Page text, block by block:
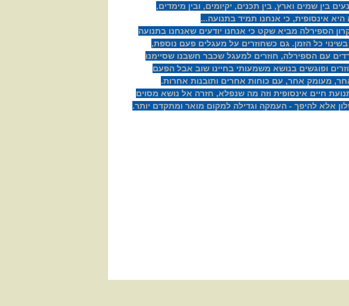
בין שמים וארץ, בין תכנים, יקיומים, ובין מימדים,
אינסופית, כי אנחנו תמיד בתנועה...
הספירלה מביא שקט כי אנחנו יודעים שאנחנו בתנועה
בשינוי כל הזמן. גם כשחוזרים על מעגלים פעם נוספת,
עם הספירלה, חוזרים למעגל שכבר חשבנו שסיימנו
ופוגשים בנושא משמעותי בחיינו שוב אבל הפעם
מעומק אחר, עם כוחות אחרים ותובנות אחרות.
חיים אינסופית וזה מה שנפלא, חזרה אל נושא מסוים
אלא להיפך - העמקה וגדילה למקום מואר ומתקדם יותר.